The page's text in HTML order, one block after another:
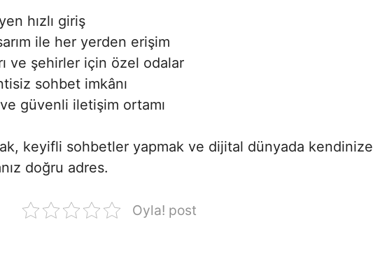
hızlı giriş
ile her yerden erişim
ve şehirler için özel odalar
sohbet imkânı
güvenli iletişim ortamı
keyifli sohbetler yapmak ve dijital dünyada kendinize
doğru adres.
Oyla! post